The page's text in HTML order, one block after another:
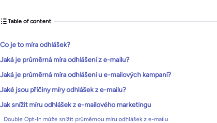
Table of content
Co je to míra odhlášek?
Jaká je průměrná míra odhlášení z e-mailu?
Jaká je průměrná míra odhlášení u e-mailových kampaní?
Jaké jsou příčiny míry odhlášek z e-mailu?
Jak snížit míru odhlášek z e-mailového marketingu
Double Opt-In může snížit průměrnou míru odhlášek z e-mailu